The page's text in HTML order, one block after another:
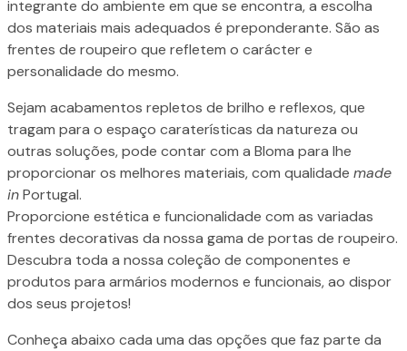
integrante do ambiente em que se encontra, a escolha
dos materiais mais adequados é preponderante. São as
frentes de roupeiro que refletem o carácter e
personalidade do mesmo.
Sejam acabamentos repletos de brilho e reflexos, que
tragam para o espaço caraterísticas da natureza ou
outras soluções, pode contar com a Bloma para lhe
proporcionar os melhores materiais, com qualidade made
inPortugal.
Proporcione estética e funcionalidade com as variadas
frentes decorativas da nossa gama de portas de roupeiro.
Descubra toda a nossa coleção de componentes e
produtos para armários modernos e funcionais, ao dispor
dos seus projetos!
Conheça abaixo cada uma das opções que faz parte da